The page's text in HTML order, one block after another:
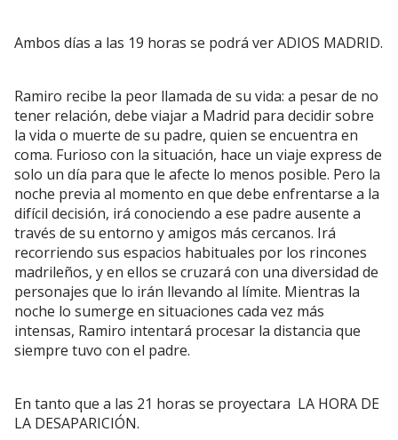
Ambos días a las 19 horas se podrá ver ADIOS MADRID.
Ramiro recibe la peor llamada de su vida: a pesar de no
tener relación, debe viajar a Madrid para decidir sobre
la vida o muerte de su padre, quien se encuentra en
coma. Furioso con la situación, hace un viaje express de
solo un día para que le afecte lo menos posible. Pero la
noche previa al momento en que debe enfrentarse a la
difícil decisión, irá conociendo a ese padre ausente a
través de su entorno y amigos más cercanos. Irá
recorriendo sus espacios habituales por los rincones
madrileños, y en ellos se cruzará con una diversidad de
personajes que lo irán llevando al límite. Mientras la
noche lo sumerge en situaciones cada vez más
intensas, Ramiro intentará procesar la distancia que
siempre tuvo con el padre.
En tanto que a las 21 horas se proyectara LA HORA DE
LA DESAPARICIÓN.